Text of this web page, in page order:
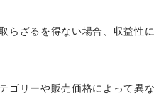
ざるを得ない場合、収益性
リーや販売価格によって異